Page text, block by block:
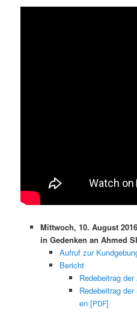
Mittwoch, 10. August
in Gedenken an Ahmed
Aufruf zur
Bericht
Rede­beitrag
Rede­beitrag
en [PDF]